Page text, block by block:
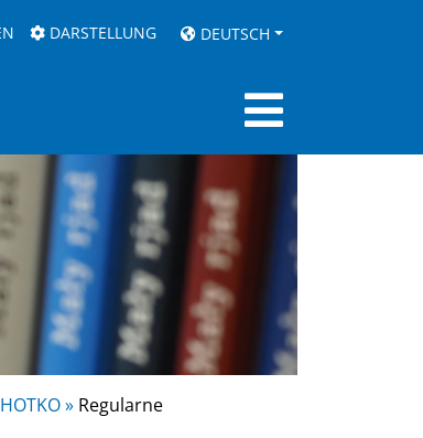
DARSTELLUNG DEUTSCH
» Regularne